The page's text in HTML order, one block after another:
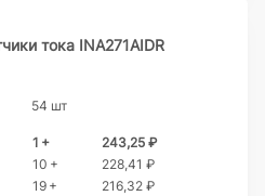
тока INA271AIDR
54 шт
1 +
243,25 ₽
10 +
228,41 ₽
19 +
216,32 ₽